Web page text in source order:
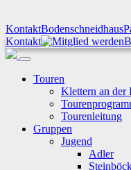
KontaktBodenschneidhaus
Kontakt
Touren
Klettern an der
Tourenleitung
Gruppen
Jugend
Adler